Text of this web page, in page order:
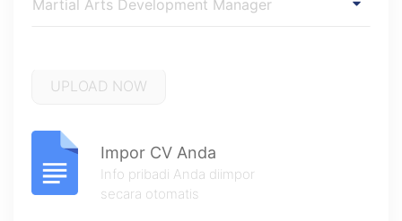
Impor CV Anda
Info pribadi Anda diimpor
secara otomatis